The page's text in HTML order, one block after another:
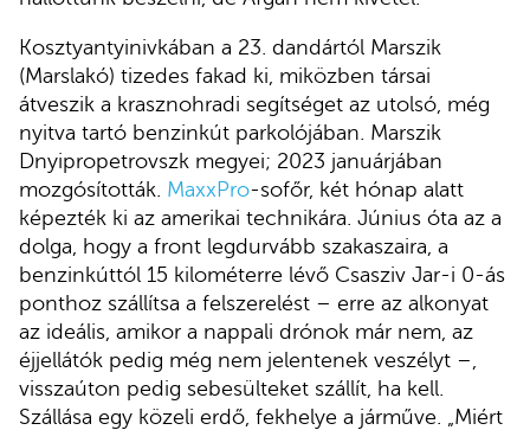
Kosztyantyinivkában a 23. dandártól Marszik
(Marslakó) tizedes fakad ki, miközben társai
átveszik a krasznohradi segítséget az utolsó, még
nyitva tartó benzinkút parkolójában. Marszik
Dnyipropetrovszk megyei; 2023 januárjában
mozgósították. MaxxPro-sofőr, két hónap alatt
képezték ki az amerikai technikára. Június óta az a
dolga, hogy a front legdurvább szakaszaira, a
benzinkúttól 15 kilométerre lévő Csasziv Jar-i 0-ás
ponthoz szállítsa a felszerelést – erre az alkonyat
az ideális, amikor a nappali drónok már nem, az
éjjellátók pedig még nem jelentenek veszélyt –,
visszaúton pedig sebesülteket szállít, ha kell.
Szállása egy közeli erdő, fekhelye a járműve. „Miért